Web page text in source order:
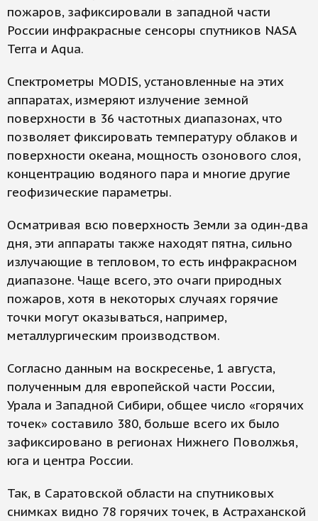
пожаров, зафиксировали в западной части
России инфракрасные сенсоры спутников NASA
Terra и Aqua.
Спектрометры MODIS, установленные на этих
аппаратах, измеряют излучение земной
поверхности в 36 частотных диапазонах, что
позволяет фиксировать температуру облаков и
поверхности океана, мощность озонового слоя,
концентрацию водяного пара и многие другие
геофизические параметры.
Осматривая всю поверхность Земли за один-два
дня, эти аппараты также находят пятна, сильно
излучающие в тепловом, то есть инфракрасном
диапазоне. Чаще всего, это очаги природных
пожаров, хотя в некоторых случаях горячие
точки могут оказываться, например,
металлургическим производством.
Согласно данным на воскресенье, 1 августа,
полученным для европейской части России,
Урала и Западной Сибири, общее число «горячих
точек» составило 380, больше всего их было
зафиксировано в регионах Нижнего Поволжья,
юга и центра России.
Так, в Саратовской области на спутниковых
снимках видно 78 горячих точек, в Астраханской